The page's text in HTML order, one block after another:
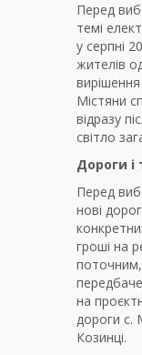
Перед
темі
у серпні
жителів
вирішення
Містяни
відразу
світло
Дороги і
Перед
нові
гроші на
на
дороги с.
Козинці.